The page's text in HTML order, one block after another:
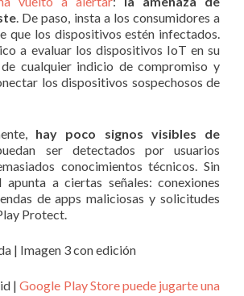
. De paso, insta a los consumidores a
que los dispositivos estén infectados.
a evaluar los dispositivos IoT en su
cualquier indicio de compromiso y
los dispositivos sospechosos de
hay poco signos visibles de
ser detectados por usuarios
conocimientos técnicos. Sin
a ciertas señales: conexiones
de apps maliciosas y solicitudes
Protect.
| Imagen 3 con edición
|Google Play Store puede jugarte una